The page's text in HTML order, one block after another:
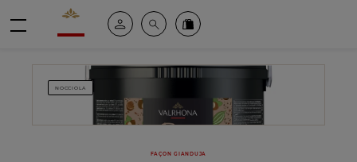
Valrhona - Imaginons le meilleur du chocolat
Il mio account
Cerca Ordinate i nostri prodotti online
NOCCIOLA
FAÇON GIANDUJA